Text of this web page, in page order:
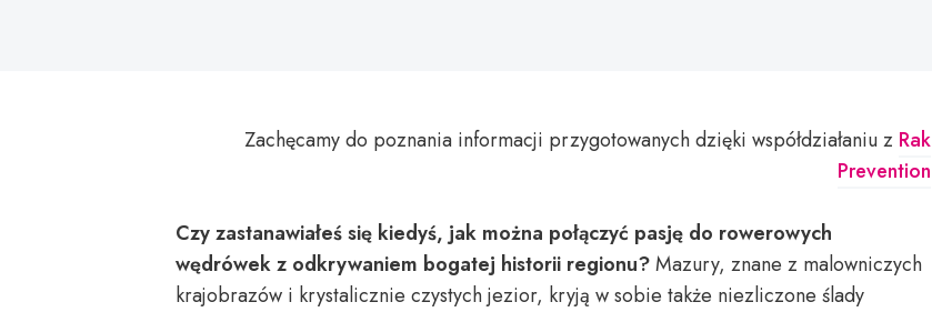
Zachęcamy do poznania informacji przygotowanych dzięki współdziałaniu z Rak
Prevention
Czy zastanawiałeś się kiedyś, jak można połączyć pasję do rowerowych
wędrówek z odkrywaniem bogatej historii regionu?Mazury, znane z malowniczych
krajobrazów i krystalicznie czystych jezior, kryją w sobie także niezliczone ślady